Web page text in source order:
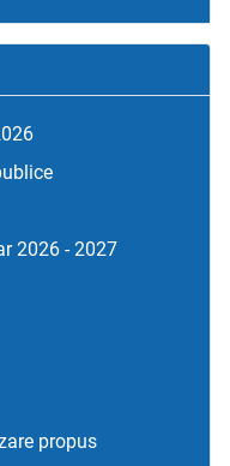
2026 - 2027
propus